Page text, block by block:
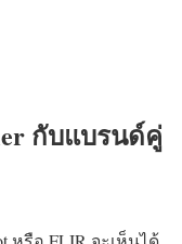
กับแบรนด์คู่